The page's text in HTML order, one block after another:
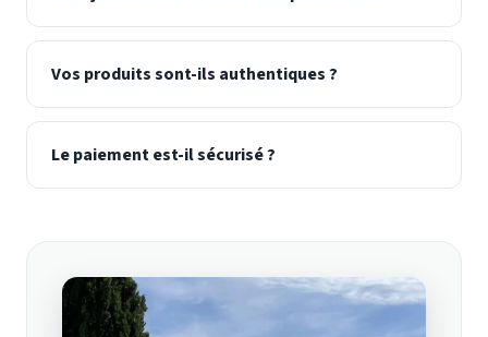
Vos produits sont-ils authentiques ?
Le paiement est-il sécurisé ?